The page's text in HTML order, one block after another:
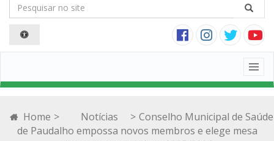
Home > Notícias > Conselho Municipal de Saúde
de Paudalho empossa novos membros e elege mesa